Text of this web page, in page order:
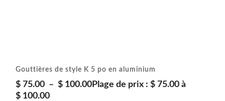
Gouttières de style K 5 po en aluminium
$ 75.00 – $ 100.00Plage de prix : $ 75.00 à
$ 100.00